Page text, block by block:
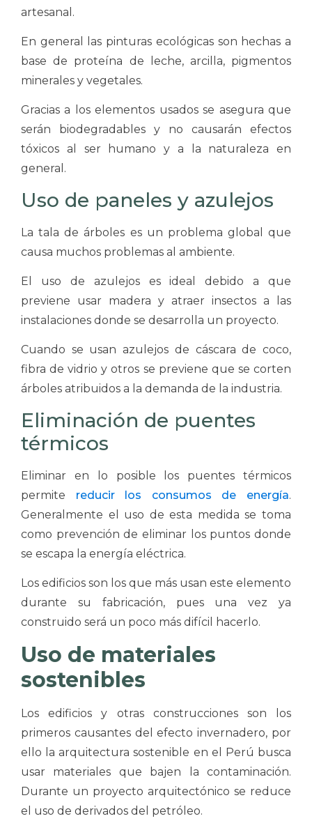
artesanal.
En general las pinturas ecológicas son hechas a
base de proteína de leche, arcilla, pigmentos
minerales y vegetales.
Gracias a los elementos usados se asegura que
serán biodegradables y no causarán efectos
tóxicos al ser humano y a la naturaleza en
general.
Uso de paneles y azulejos
La tala de árboles es un problema global que
causa muchos problemas al ambiente.
El uso de azulejos es ideal debido a que
previene usar madera y atraer insectos a las
instalaciones donde se desarrolla un proyecto.
Cuando se usan azulejos de cáscara de coco,
fibra de vidrio y otros se previene que se corten
árboles atribuidos a la demanda de la industria.
Eliminación de puentes
térmicos
Eliminar en lo posible los puentes térmicos
permite reducir los consumos de energía.
Generalmente el uso de esta medida se toma
como prevención de eliminar los puntos donde
se escapa la energía eléctrica.
Los edificios son los que más usan este elemento
durante su fabricación, pues una vez ya
construido será un poco más difícil hacerlo.
Uso de materiales
sostenibles
Los edificios y otras construcciones son los
primeros causantes del efecto invernadero, por
ello la arquitectura sostenible en el Perú busca
usar materiales que bajen la contaminación.
Durante un proyecto arquitectónico se reduce
el uso de derivados del petróleo.